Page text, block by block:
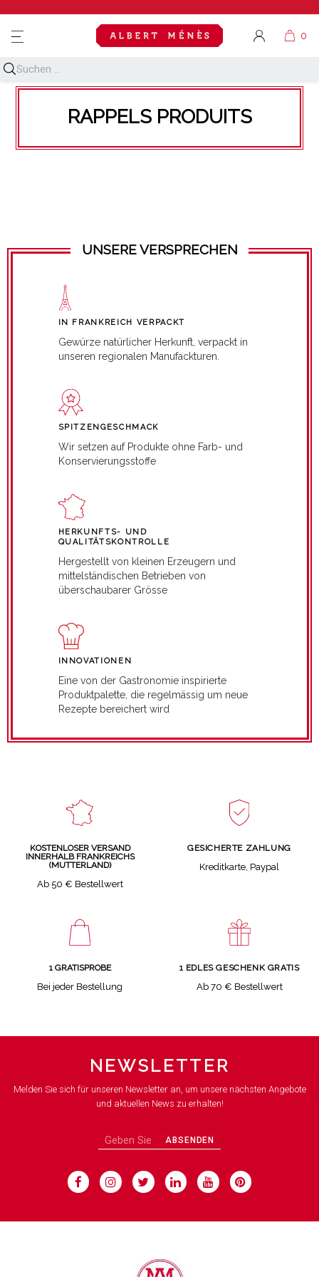
MENU
RAPPELS PRODUITS
UNSERE VERSPRECHEN
IN FRANKREICH VERPACKT
Gewürze natürlicher Herkunft, verpackt in
unseren regionalen Manufackturen.
SPITZENGESCHMACK
Wir setzen auf Produkte ohne Farb- und
Konservierungsstoffe
HERKUNFTS- UND
QUALITÄTSKONTROLLE
Hergestellt von kleinen Erzeugern und
mittelständischen Betrieben von
überschaubarer Grösse
INNOVATIONEN
Eine von der Gastronomie inspirierte
Produktpalette, die regelmässig um neue
Rezepte bereichert wird
KOSTENLOSER VERSAND
INNERHALB FRANKREICHS
(MUTTERLAND)
Ab 50 € Bestellwert
GESICHERTE ZAHLUNG
Kreditkarte, Paypal
1 GRATISPROBE
Bei jeder Bestellung
1 EDLES GESCHENK GRATIS
Ab 70 € Bestellwert
NEWSLETTER
Melden Sie sich für unseren Newsletter an, um unsere nächsten Angebote
und aktuellen News zu erhalten!
ABSENDEN